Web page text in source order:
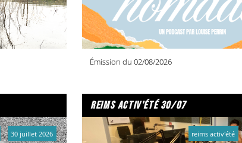
Émission du 02/08/2026
30 juillet 2026
reims activ'été 30/07
reims activ'été